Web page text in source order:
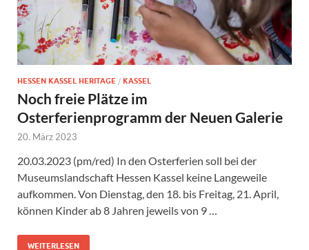
HESSEN KASSEL HERITAGE / KASSEL
Noch freie Plätze im
Osterferienprogramm der Neuen Galerie
20. März 2023
20.03.2023 (pm/red) In den Osterferien soll bei der
Museumslandschaft Hessen Kassel keine Langeweile
aufkommen. Von Dienstag, den 18. bis Freitag, 21. April,
können Kinder ab 8 Jahren jeweils von 9 …
WEITERLESEN